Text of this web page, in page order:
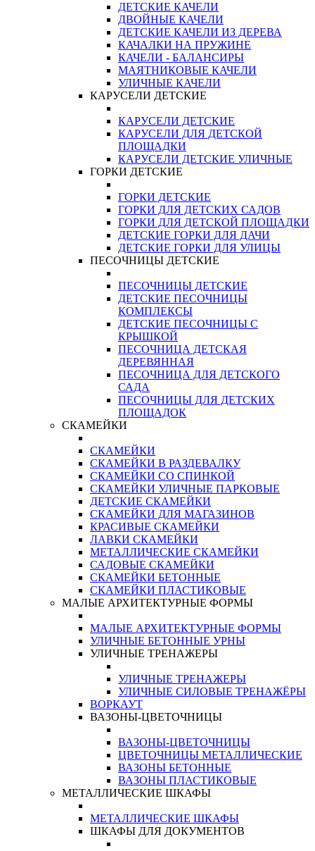
ДЕТСКИЕ КАЧЕЛИ
ДВОЙНЫЕ КАЧЕЛИ
ДЕТСКИЕ КАЧЕЛИ ИЗ ДЕРЕВА
КАЧАЛКИ НА ПРУЖИНЕ
КАЧЕЛИ - БАЛАНСИРЫ
МАЯТНИКОВЫЕ КАЧЕЛИ
УЛИЧНЫЕ КАЧЕЛИ
КАРУСЕЛИ ДЕТСКИЕ
КАРУСЕЛИ ДЕТСКИЕ
КАРУСЕЛИ ДЛЯ ДЕТСКОЙ
ПЛОЩАДКИ
КАРУСЕЛИ ДЕТСКИЕ УЛИЧНЫЕ
ГОРКИ ДЕТСКИЕ
ГОРКИ ДЕТСКИЕ
ГОРКИ ДЛЯ ДЕТСКИХ САДОВ
ГОРКИ ДЛЯ ДЕТСКОЙ ПЛОЩАДКИ
ДЕТСКИЕ ГОРКИ ДЛЯ ДАЧИ
ДЕТСКИЕ ГОРКИ ДЛЯ УЛИЦЫ
ПЕСОЧНИЦЫ ДЕТСКИЕ
ПЕСОЧНИЦЫ ДЕТСКИЕ
ДЕТСКИЕ ПЕСОЧНИЦЫ
КОМПЛЕКСЫ
ДЕТСКИЕ ПЕСОЧНИЦЫ С
КРЫШКОЙ
ПЕСОЧНИЦА ДЕТСКАЯ
ДЕРЕВЯННАЯ
ПЕСОЧНИЦА ДЛЯ ДЕТСКОГО
САДА
ПЕСОЧНИЦЫ ДЛЯ ДЕТСКИХ
ПЛОЩАДОК
СКАМЕЙКИ
СКАМЕЙКИ
СКАМЕЙКИ В РАЗДЕВАЛКУ
СКАМЕЙКИ СО СПИНКОЙ
СКАМЕЙКИ УЛИЧНЫЕ ПАРКОВЫЕ
ДЕТСКИЕ СКАМЕЙКИ
СКАМЕЙКИ ДЛЯ МАГАЗИНОВ
КРАСИВЫЕ СКАМЕЙКИ
ЛАВКИ СКАМЕЙКИ
МЕТАЛЛИЧЕСКИЕ СКАМЕЙКИ
САДОВЫЕ СКАМЕЙКИ
СКАМЕЙКИ БЕТОННЫЕ
СКАМЕЙКИ ПЛАСТИКОВЫЕ
МАЛЫЕ АРХИТЕКТУРНЫЕ ФОРМЫ
МАЛЫЕ АРХИТЕКТУРНЫЕ ФОРМЫ
УЛИЧНЫЕ БЕТОННЫЕ УРНЫ
УЛИЧНЫЕ ТРЕНАЖЕРЫ
УЛИЧНЫЕ ТРЕНАЖЕРЫ
УЛИЧНЫЕ СИЛОВЫЕ ТРЕНАЖЁРЫ
ВОРКАУТ
ВАЗОНЫ-ЦВЕТОЧНИЦЫ
ВАЗОНЫ-ЦВЕТОЧНИЦЫ
ЦВЕТОЧНИЦЫ МЕТАЛЛИЧЕСКИЕ
ВАЗОНЫ БЕТОННЫЕ
ВАЗОНЫ ПЛАСТИКОВЫЕ
МЕТАЛЛИЧЕСКИЕ ШКАФЫ
МЕТАЛЛИЧЕСКИЕ ШКАФЫ
ШКАФЫ ДЛЯ ДОКУМЕНТОВ